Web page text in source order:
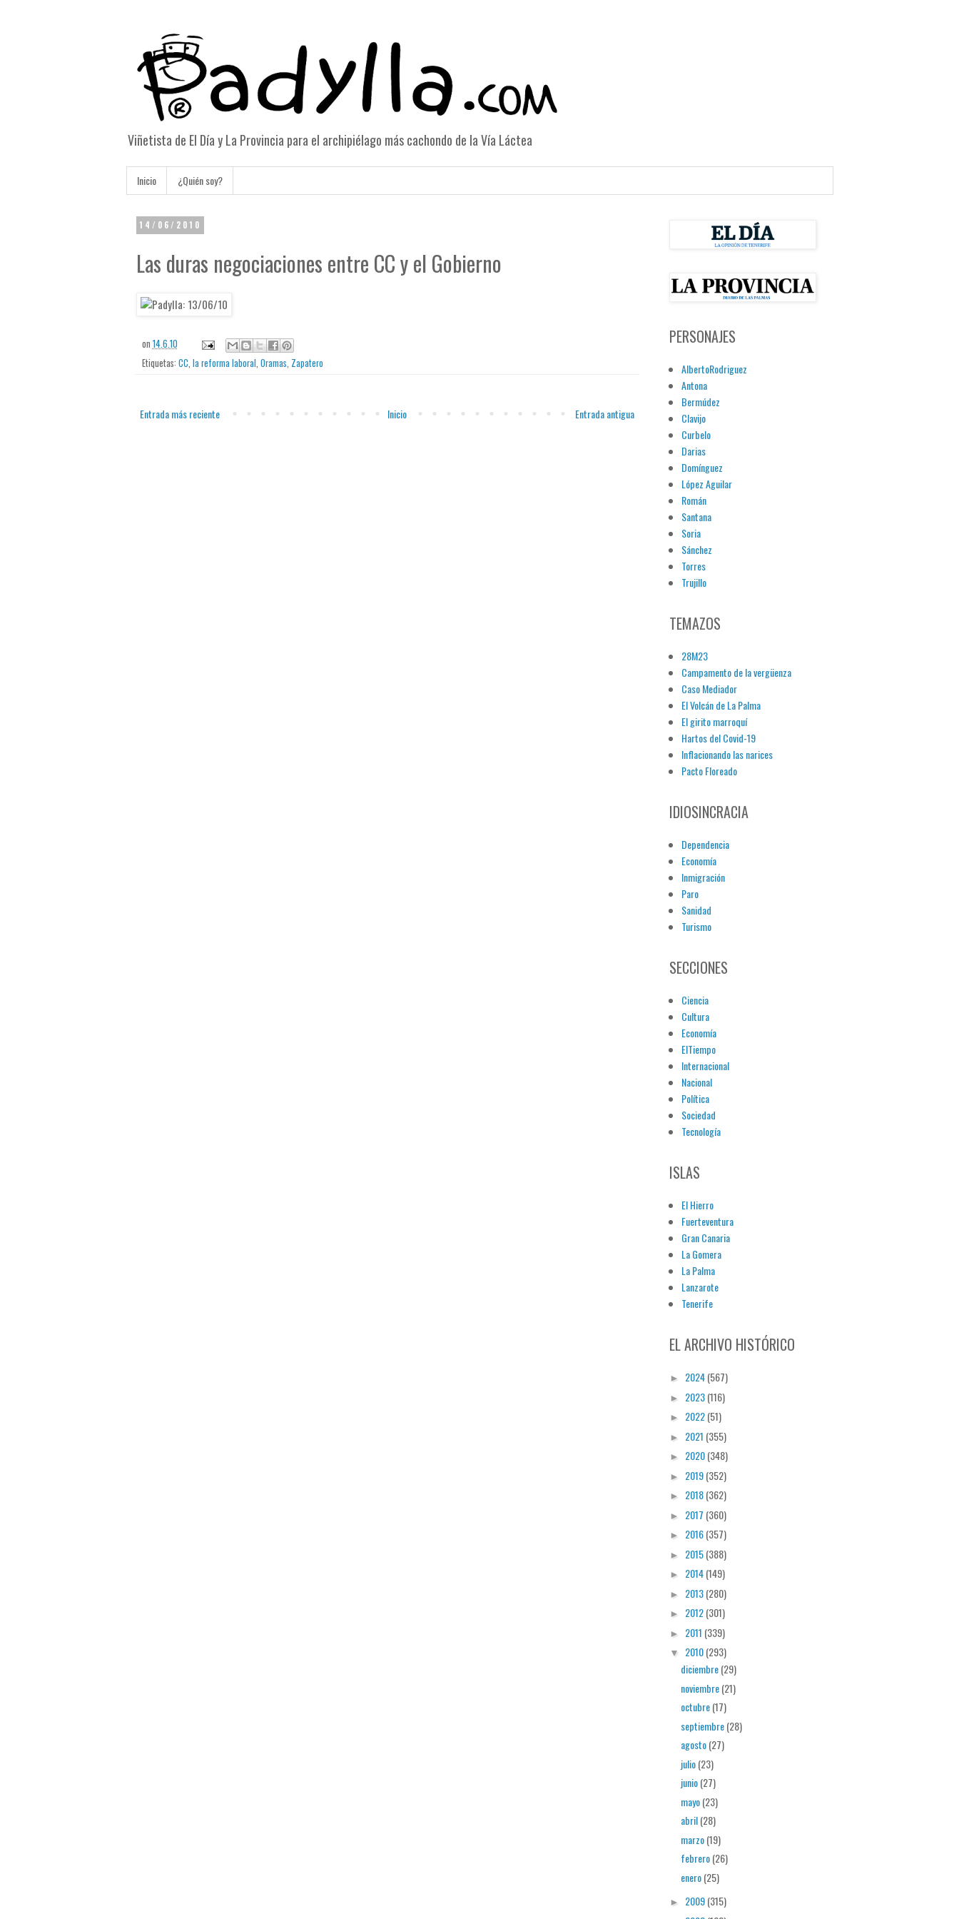
Viñetista de El Día y La Provincia para el archipiélago más cachondo de la Vía Láctea
Inicio ¿Quién soy?
14/06/2010
Las duras negociaciones entre CC y el Gobierno
on 14.6.10
Etiquetas: CC, la reforma laboral, Oramas, Zapatero
Entrada más reciente Entrada antigua
Inicio
PERSONAJES
AlbertoRodriguez
Antona
Bermúdez
Clavijo
Curbelo
Darias
Domínguez
López Aguilar
Román
Santana
Soria
Sánchez
Torres
Trujillo
TEMAZOS
28M23
Campamento de la vergüenza
Caso Mediador
El Volcán de La Palma
El girito marroquí
Hartos del Covid-19
Inflacionando las narices
Pacto Floreado
IDIOSINCRACIA
Dependencia
Economía
Inmigración
Paro
Sanidad
Turismo
SECCIONES
Ciencia
Cultura
Economía
ElTiempo
Internacional
Nacional
Política
Sociedad
Tecnología
ISLAS
El Hierro
Fuerteventura
Gran Canaria
La Gomera
La Palma
Lanzarote
Tenerife
EL ARCHIVO HISTÓRICO
► 2024(567)
► 2023(116)
► 2022(51)
► 2021 (355)
► 2020(348)
► 2019(352)
► 2018(362)
► 2017 (360)
► 2016(357)
► 2015(388)
► 2014(149)
► 2013(280)
► 2012(301)
► 2011 (339)
▼ 2010(293)
diciembre(29)
noviembre(21)
octubre(17)
septiembre(28)
agosto(27)
julio(23)
junio(27)
mayo(23)
abril(28)
marzo(19)
febrero(26)
enero(25)
► 2009(315)